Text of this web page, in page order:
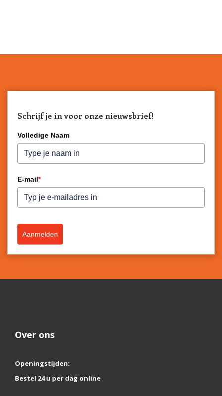
Schrijf je in voor onze nieuwsbrief!
Volledige Naam
E-mail*
Aanmelden
Over ons
Openingstijden:
Bestel 24 u per dag online